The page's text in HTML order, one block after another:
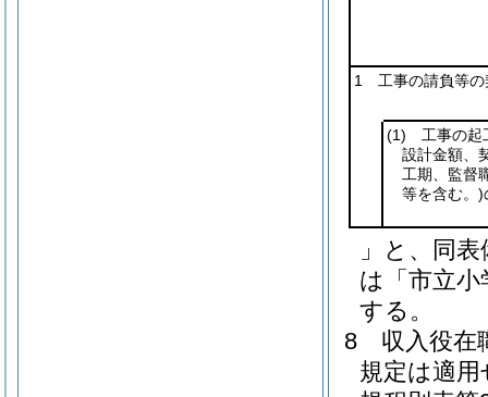
1 工事の請負等の
(1) 工事の起
設計金額、
工期、監督
等を含む。)
」と、同
は「市立
する。
8
収入役在
規定は適